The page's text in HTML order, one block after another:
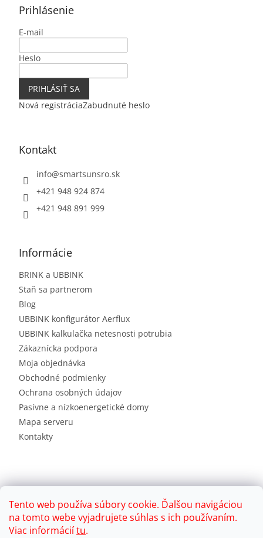
Tento web používa súbory cookie. Ďalšou navigáciou
na tomto webe vyjadrujete súhlas s ich používaním.
Viac informáciítu.
Prihlásenie
E-mail
Heslo
PRIHLÁSIŤ SA
Nová registráciaZabudnuté heslo
Kontakt
info@smartsunsro.sk
+421 948 924 874
+421 948 891 999
Informácie
BRINK a UBBINK
Staň sa partnerom
Blog
UBBINK konfigurátor Aerflux
UBBINK kalkulačka netesnosti potrubia
Zákaznícka podpora
Moja objednávka
Obchodné podmienky
Ochrana osobných údajov
Pasívne a nízkoenergetické domy
Mapa serveru
Kontakty